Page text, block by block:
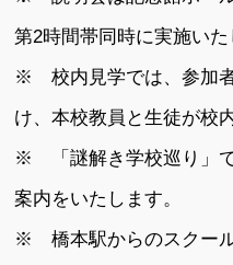
第2時間帯同時に実施いた
※ 校内見学では、参加
け、本校教員と生徒が校
※ 「謎解き学校巡り」
案内をいたします。
※ 橋本駅からのスクー